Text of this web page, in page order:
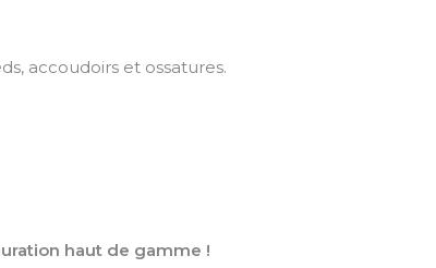
accoudoirs et ossatures.
haut de gamme !